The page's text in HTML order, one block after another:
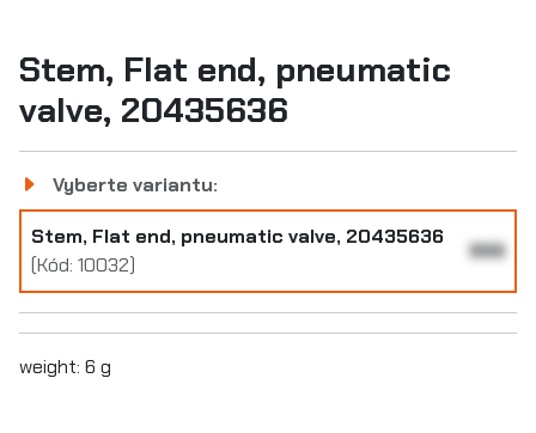
Stem, Flat end, pneumatic
valve, 20435636
Vyberte variantu:
Stem, Flat end, pneumatic valve, 20435636
(Kód: 10032)
999
weight: 6 g